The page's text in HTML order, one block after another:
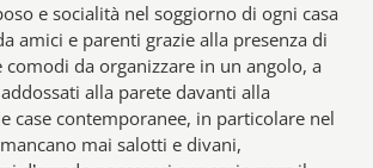
e socialità nel soggiorno di ogni casa
amici e parenti grazie alla presenza di
da organizzare in un angolo, a
alla parete davanti alla
case contemporanee, in particolare nel
mai salotti e divani,